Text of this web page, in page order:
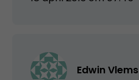
Edwin Vlems